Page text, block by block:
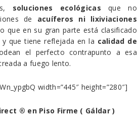
soluciones ecológicas que no
de acuíferos ni lixiviaciones
que en su gran parte está clasificado
que tiene reflejada en la calidad de
el perfecto contrapunto a esa
a fuego lento.
width=”445″ height=”280″]
® en Piso Firme ( Gáldar )